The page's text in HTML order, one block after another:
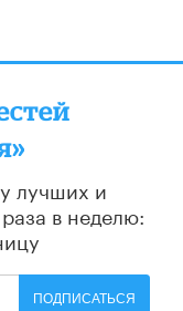
лучших и
в неделю:
ПОДПИСАТЬСЯ